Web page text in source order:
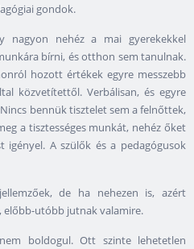
gondok.
nagyon nehéz a mai gyerekekkel
bírni, és otthon sem tanulnak.
hozott értékek egyre messzebb
közvetítettől. Verbálisan, és egyre
bennük tisztelet sem a felnőttek,
a tisztességes munkát, nehéz őket
igényel. A szülők és a pedagógusok
de ha nehezen is, azért
előbb-utóbb jutnak valamire.
boldogul. Ott szinte lehetetlen